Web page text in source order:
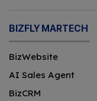
BIZFLY MARTECH
BizWebsite
AI Sales Agent
BizCRM